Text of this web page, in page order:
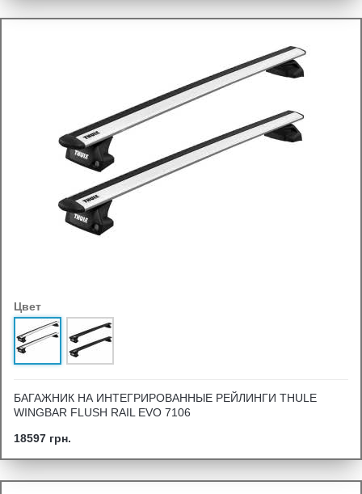
Цвет
БАГАЖНИК НА ИНТЕГРИРОВАННЫЕ РЕЙЛИНГИ THULE
WINGBAR FLUSH RAIL EVO 7106
18597 грн.